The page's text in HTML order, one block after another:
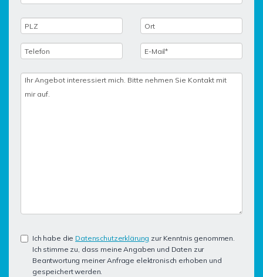
Ich habe die Datenschutzerklärung zur Kenntnis genommen.
Ich stimme zu, dass meine Angaben und Daten zur
Beantwortung meiner Anfrage elektronisch erhoben und
gespeichert werden.